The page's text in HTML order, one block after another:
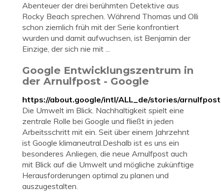
Abenteuer der drei berühmten Detektive aus
Rocky Beach sprechen. Während Thomas und Olli
schon ziemlich früh mit der Serie konfrontiert
wurden und damit aufwuchsen, ist Benjamin der
Einzige, der sich nie mit ...
Google Entwicklungszentrum in
der Arnulfpost - Google
https://about.google/intl/ALL_de/stories/
Die Umwelt im Blick. Nachhaltigkeit spielt eine
zentrale Rolle bei Google und fließt in jeden
Arbeitsschritt mit ein. Seit über einem Jahrzehnt
ist Google klimaneutral.Deshalb ist es uns ein
besonderes Anliegen, die neue Arnulfpost auch
mit Blick auf die Umwelt und mögliche zukünftige
Herausforderungen optimal zu planen und
auszugestalten.